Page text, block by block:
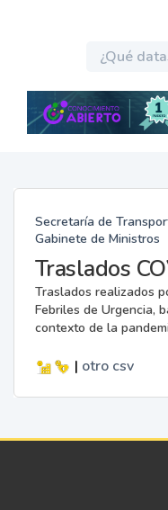
Secretaría de
Gabinete de Ministros
Traslados
Traslados realizados
Febriles de Urgencia,
contexto de la
| otro csv